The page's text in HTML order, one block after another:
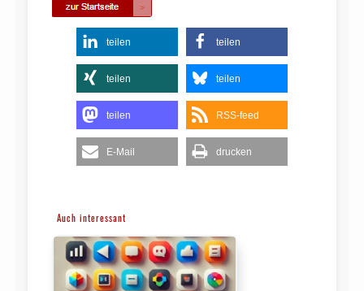
teilen teilen
teilen teilen
teilen RSS-feed
E-Mail drucken
Auch interessant